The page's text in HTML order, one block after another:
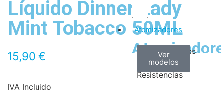
Atomizadores
Claromizadores
Ver
modelos
Reconstruíveis
Ver
modelos
Resistencias
Ver
modelos
Líquido Dinner Lady
Mint Tobacco 50ML
15,90 €
IVA Incluido